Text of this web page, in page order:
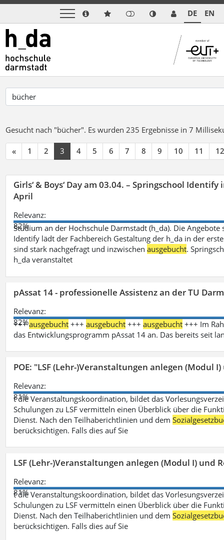
DE EN
Gesucht nach "bücher". Es wurden 235 Ergebnisse in 7
« 1 2 3 4 5 6 7 8 9 10 11 12
Girls‘ & Boys‘ Day am 03.04. – Springschool
April
Relevanz:
82%
Studium an der Hochschule Darmstadt (h_da). Die
Identify lädt der Fachbereich Gestaltung der h_da in der
sind stark nachgefragt und inzwischenausgebucht.
h_da veranstaltet
pAssat 14 - professionelle Assistenz an der TU
Relevanz:
82%
+++ausgebucht +++ausgebucht +++ausgebucht +++ Im
das Entwicklungsprogramm pAssat 14 an. Das bereits seit
POE: "LSF (Lehr-)Veranstaltungen anlegen (Modul
Relevanz:
81%
t die Veranstaltungskoordination, bildet das
Schulungen zu LSF vermitteln einen Überblick über die
Dienst. Nach den Teilhaberichtlinien und dem
berücksichtigen. Falls dies auf Sie
LSF (Lehr-)Veranstaltungen anlegen (Modul I) und
Relevanz:
81%
t die Veranstaltungskoordination, bildet das
Schulungen zu LSF vermitteln einen Überblick über die
Dienst. Nach den Teilhaberichtlinien und dem
berücksichtigen. Falls dies auf Sie